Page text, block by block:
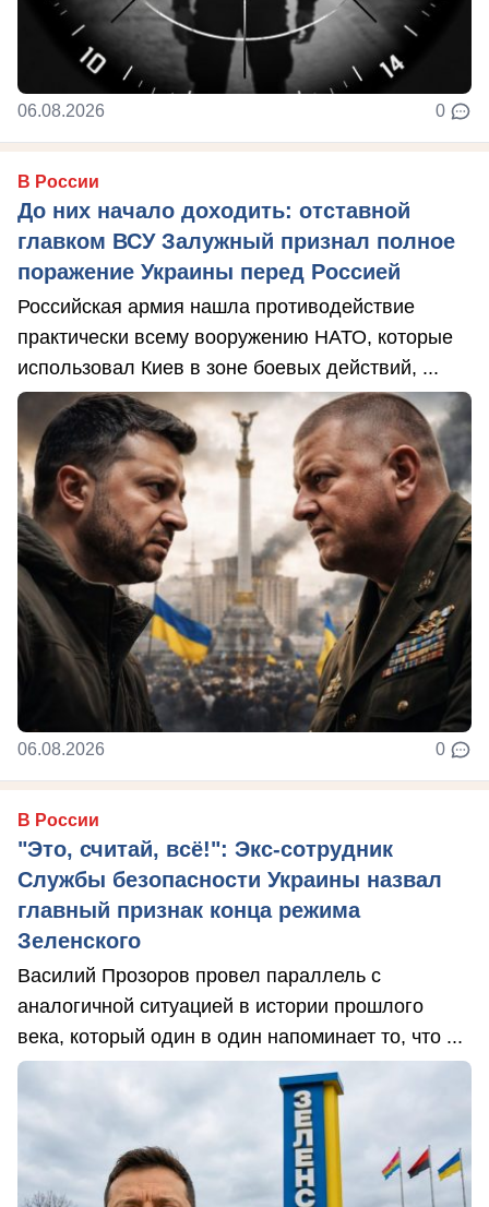
06.08.2026 0
В России
До них начало доходить: отставной
главком ВСУ Залужный признал полное
поражение Украины перед Россией
Российская армия нашла противодействие
практически всему вооружению НАТО, которые
использовал Киев в зоне боевых действий, ...
06.08.2026 0
В России
"Это, считай, всё!": Экс-сотрудник
Службы безопасности Украины назвал
главный признак конца режима
Зеленского
Василий Прозоров провел параллель с
аналогичной ситуацией в истории прошлого
века, который один в один напоминает то, что ...